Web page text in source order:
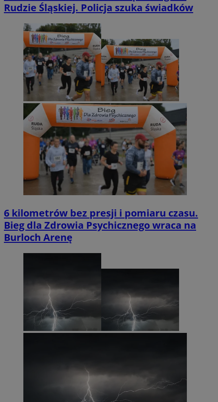
Rudzie Śląskiej. Policja szuka świadków
6 kilometrów bez presji i pomiaru czasu.
Bieg dla Zdrowia Psychicznego wraca na
Burloch Arenę